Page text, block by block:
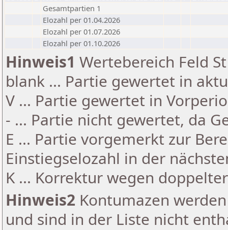
Gesamtpartien 1
Elozahl per 01.04.2026
Elozahl per 01.07.2026
Elozahl per 01.10.2026
Hinweis1 Wertebereich Feld
blank ... Partie gewertet in
V ... Partie gewertet in
- ... Partie nicht gewertet, da
E ... Partie vorgemerkt zur
Einstiegselozahl in der
K ... Korrektur wegen
Hinweis2 Kontumazen
und sind in der Liste nicht